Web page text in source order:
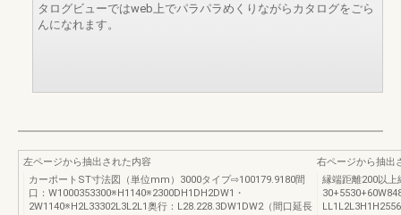
タログビューではweb上でパラパラめくりながらカタログをごら
んになれます。
左ページから抽出された内容
カーポートST寸法図（単位mm）3000タイプ⇨100179.9180間
口：W1000353300※H1140※2300DH1DH2DW1・
2W1140※H2L33302L3L2L1奥行：L28.228.3DW1DW2（間口延長
右ページから抽出
縁端距離200以上